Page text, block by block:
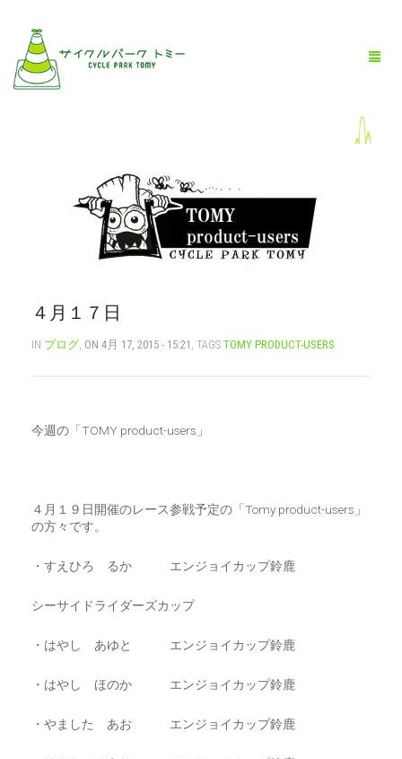
お問い合わせ
CART
４月１７日
IN ブログ, ON 4月 17, 2015 - 15:21 , TAGS TOMY PRODUCT-USERS
今週の「TOMY product-users」
４月１９日開催のレース参戦予定の「Tomy product-users」
の方々です。
・すえひろ るか エンジョイカップ鈴鹿
シーサイドライダーズカップ
・はやし あゆと エンジョイカップ鈴鹿
・はやし ほのか エンジョイカップ鈴鹿
・やました あお エンジョイカップ鈴鹿